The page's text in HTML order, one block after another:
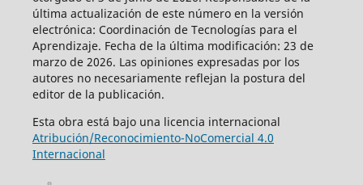
última actualización de este número en la versión
electrónica: Coordinación de Tecnologías para el
Aprendizaje. Fecha de la última modificación: 23 de
marzo de 2026. Las opiniones expresadas por los
autores no necesariamente reflejan la postura del
editor de la publicación.
Esta obra está bajo una licencia internacional
Atribución/Reconocimiento-NoComercial 4.0
Internacional